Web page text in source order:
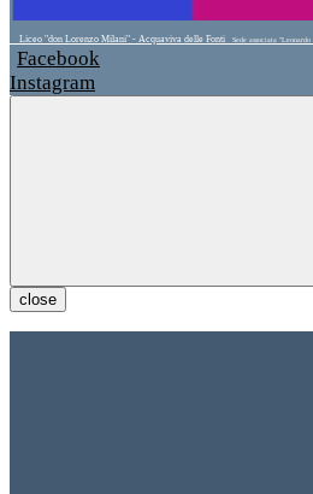
Liceo "don Lorenzo Milani" - Acquaviva delle Fonti Sede associata
Facebook
Instagram
close